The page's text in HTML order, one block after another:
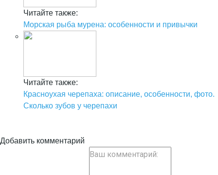
Читайте также:
Морская рыба мурена: особенности и привычки
Читайте также:
Красноухая черепаха: описание, особенности, фото.
Сколько зубов у черепахи
Добавить комментарий